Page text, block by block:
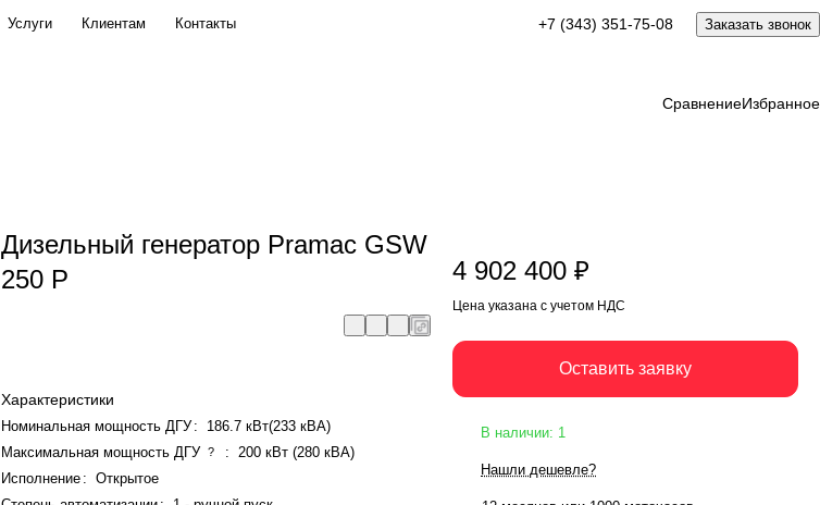
Услуги Клиентам Контакты +7 (343) 351-75-08 Заказать звонок
СравнениеИзбранное
Дизельный генератор Pramac GSW
250 P
Оставить заявку
Характеристики
Номинальная мощность ДГУ:
186.7 кВт(233 кВА)
Максимальная мощность ДГУ ? :
200 кВт (280 кВА)
Исполнение :
Открытое
4 902 400 ₽
Цена указана с учетом НДС
Оставить заявку
В наличии: 1
Нашли дешевле?